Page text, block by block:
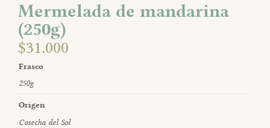
Mermelada de mandarina
(250g)
$31.000
Frasco
250g
Origen
Cosecha del Sol